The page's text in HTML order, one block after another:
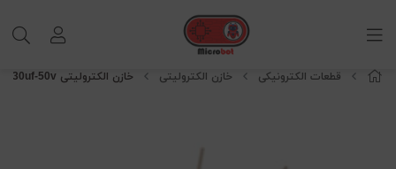
قطعات الکترونیکی خازن الکترولیتی خازن الکترولیتی 330uf-50v